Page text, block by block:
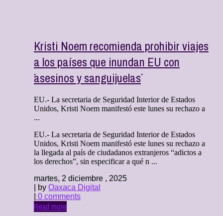
Kristi Noem recomienda prohibir viajes
a los países que inundan EU con
´asesinos y sanguijuelas´
EU.- La secretaria de Seguridad Interior de Estados
Unidos, Kristi Noem manifestó este lunes su rechazo a
...
EU.- La secretaria de Seguridad Interior de Estados
Unidos, Kristi Noem manifestó este lunes su rechazo a
la llegada al país de ciudadanos extranjeros “adictos a
los derechos”, sin especificar a qué n ...
martes, 2 diciembre , 2025
| by Oaxaca Digital
0 comments
Read more